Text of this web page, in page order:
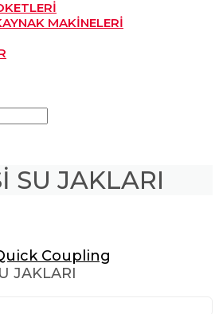
MAKİNELERİ
SU JAKLARI
Coupling
JAKLARI